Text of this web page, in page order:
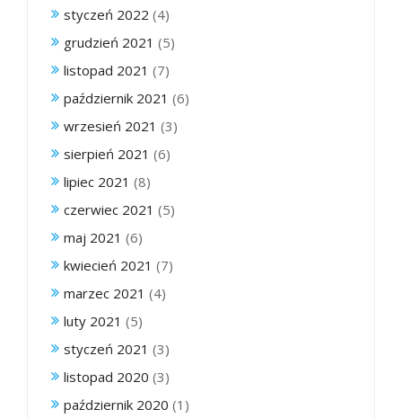
styczeń 2022 (4)
grudzień 2021 (5)
listopad 2021 (7)
październik 2021 (6)
wrzesień 2021 (3)
sierpień 2021 (6)
lipiec 2021 (8)
czerwiec 2021 (5)
maj 2021 (6)
kwiecień 2021 (7)
marzec 2021 (4)
luty 2021 (5)
styczeń 2021 (3)
listopad 2020 (3)
październik 2020 (1)